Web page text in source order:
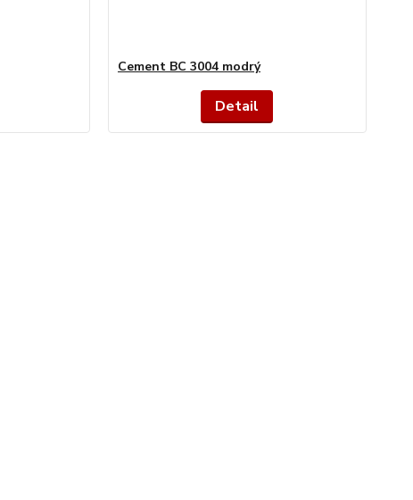
Cement BC 3004 modrý
Detail